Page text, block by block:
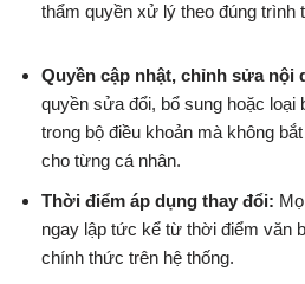
thẩm quyền xử lý theo đúng trình
Quyền cập nhật, chỉnh sửa nội
quyền sửa đổi, bổ sung hoặc loại
trong bộ điều khoản mà không
cho từng cá nhân.
Thời điểm áp dụng thay đổi:
ngay lập tức kể từ thời điểm văn
chính thức trên hệ thống.